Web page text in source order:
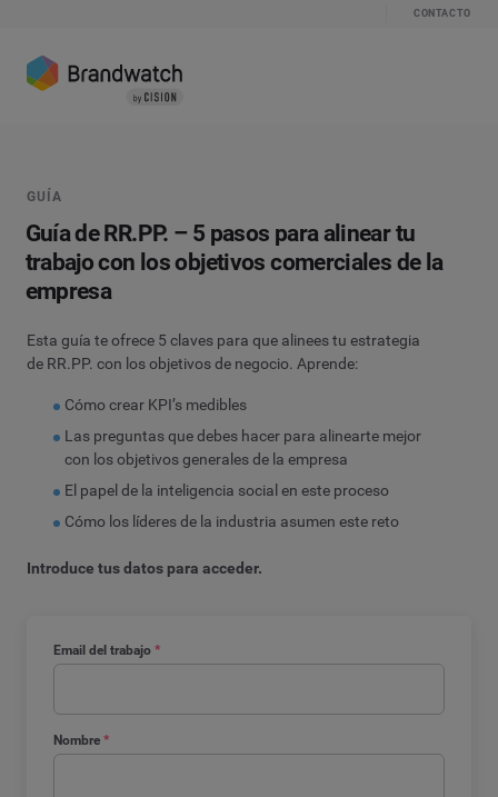
CONTACTO
Email del trabajo *
Nombre *
GUÍA
Guía de RR.PP. – 5 pasos para alinear tu
trabajo con los objetivos comerciales de la
empresa
Esta guía te ofrece 5 claves para que alinees tu estrategia
de RR.PP. con los objetivos de negocio. Aprende:
Cómo crear KPI’s medibles
Las preguntas que debes hacer para alinearte mejor
con los objetivos generales de la empresa
El papel de la inteligencia social en este proceso
Cómo los líderes de la industria asumen este reto
Introduce tus datos para acceder.